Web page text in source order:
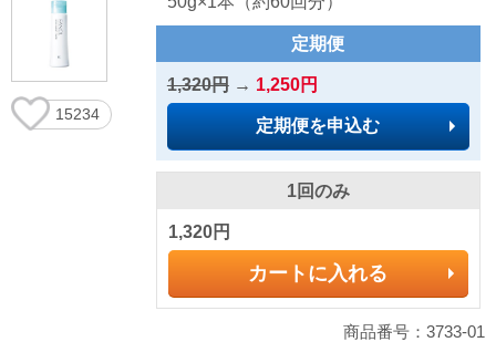
15234
定期便
1,320円→ 1,250円
定期便を申込む
1回のみ
1,320円
カートに入れる
商品番号：3733-01